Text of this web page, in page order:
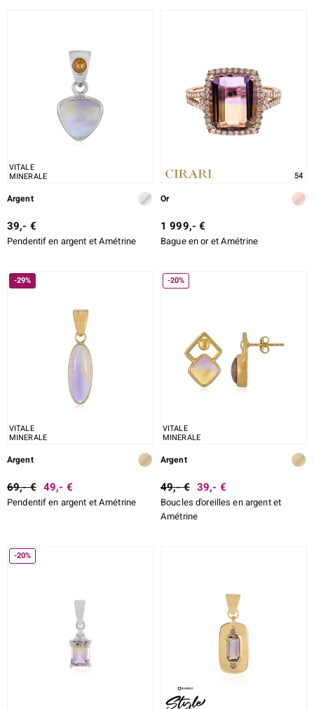
TAILLE EXACTE
VITALE
MINERALE
Argent
39,- €
Pendentif en argent et Amétrine
54
Or
1 999,- €
Bague en or et Amétrine
-29%
VITALE
MINERALE
Argent
69,- € 49,- €
Pendentif en argent et Amétrine
-20%
VITALE
MINERALE
Argent
49,- € 39,- €
Boucles d'oreilles en argent et
Amétrine
-20%